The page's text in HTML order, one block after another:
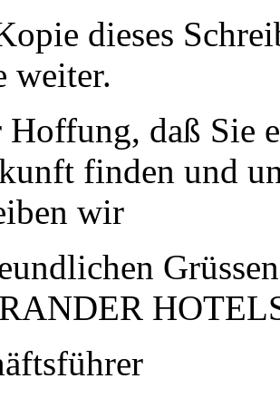
dieses
weiter.
daß Sie
finden und
wir
Grüssen